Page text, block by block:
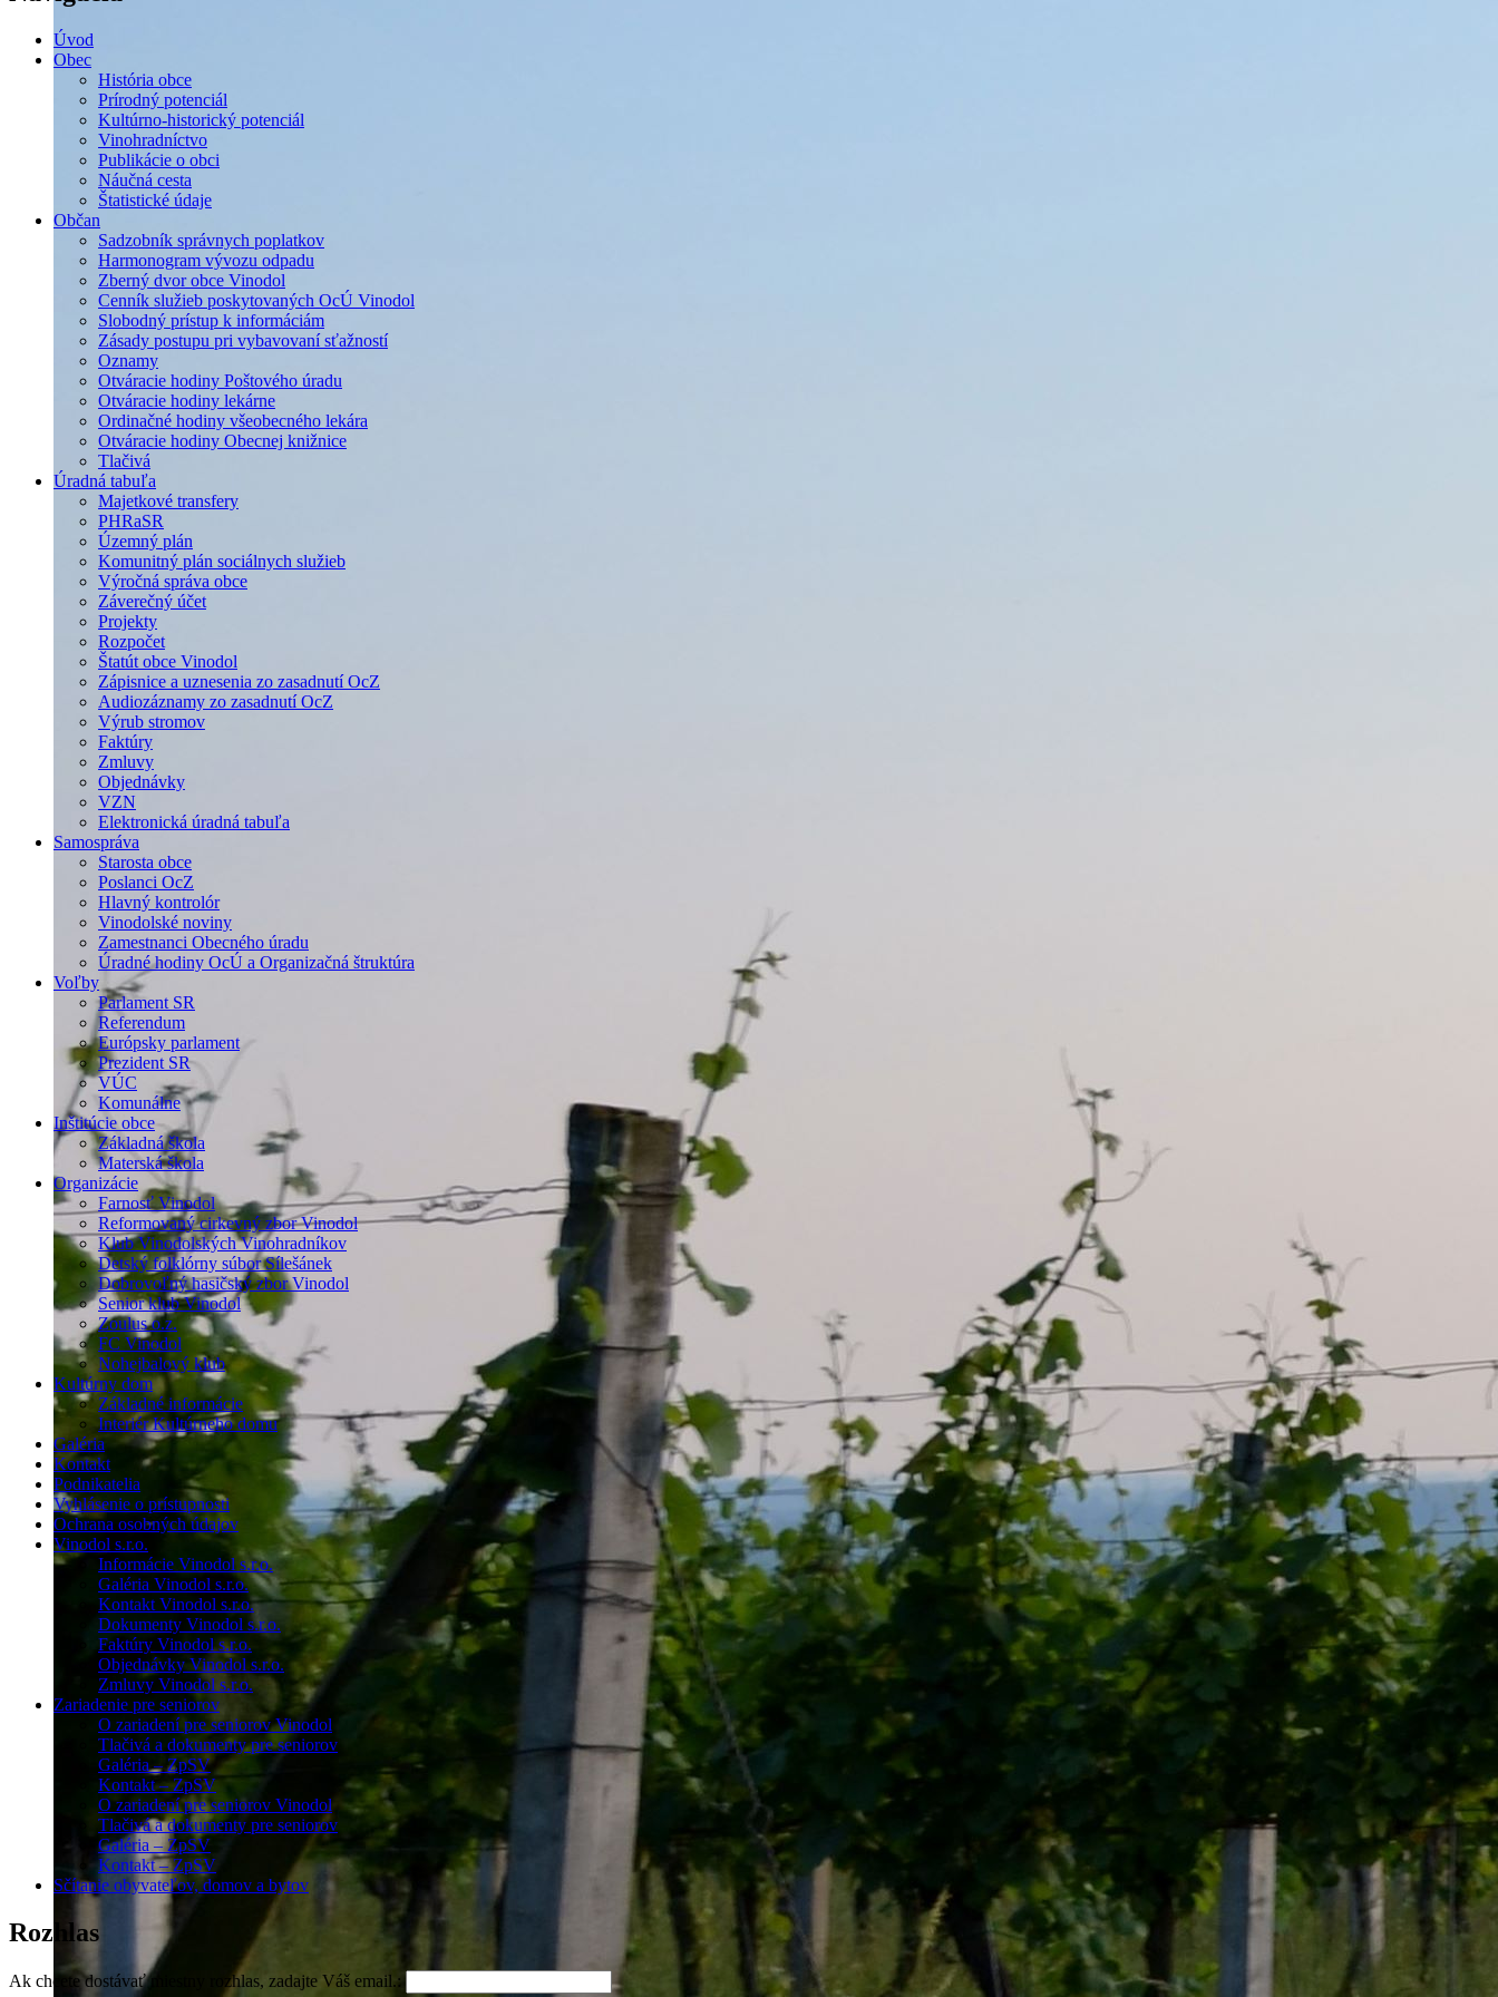
Úvod
Obec
História obce
Prírodný potenciál
Kultúrno-historický potenciál
Vinohradníctvo
Publikácie o obci
Náučná cesta
Štatistické údaje
Občan
Sadzobník správnych poplatkov
Harmonogram vývozu odpadu
Zberný dvor obce Vinodol
Cenník služieb poskytovaných OcÚ Vinodol
Slobodný prístup k informáciám
Zásady postupu pri vybavovaní sťažností
Oznamy
Otváracie hodiny Poštového úradu
Otváracie hodiny lekárne
Ordinačné hodiny všeobecného lekára
Otváracie hodiny Obecnej knižnice
Tlačivá
Úradná tabuľa
Majetkové transfery
PHRaSR
Územný plán
Komunitný plán sociálnych služieb
Výročná správa obce
Záverečný účet
Projekty
Rozpočet
Štatút obce Vinodol
Zápisnice a uznesenia zo zasadnutí OcZ
Audiozáznamy zo zasadnutí OcZ
Výrub stromov
Faktúry
Zmluvy
Objednávky
VZN
Elektronická úradná tabuľa
Samospráva
Starosta obce
Poslanci OcZ
Hlavný kontrolór
Vinodolské noviny
Zamestnanci Obecného úradu
Úradné hodiny OcÚ a Organizačná štruktúra
Voľby
Parlament SR
Referendum
Európsky parlament
Prezident SR
VÚC
Komunálne
Inštitúcie obce
Základná škola
Materská škola
Organizácie
Farnosť Vinodol
Reformovaný cirkevný zbor Vinodol
Klub Vinodolských Vinohradníkov
Detský folklórny súbor Sílešánek
Dobrovoľný hasičský zbor Vinodol
Senior klub Vinodol
Zoulus o.z.
FC Vinodol
Nohejbalový klub
Kultúrny dom
Základné informácie
Interiér Kultúrneho domu
Galéria
Kontakt
Podnikatelia
Vyhlásenie o prístupnosti
Ochrana osobných údajov
Vinodol s.r.o.
Informácie Vinodol s.r.o.
Galéria Vinodol s.r.o.
Kontakt Vinodol s.r.o.
Dokumenty Vinodol s.r.o.
Faktúry Vinodol s.r.o.
Objednávky Vinodol s.r.o.
Zmluvy Vinodol s.r.o.
Zariadenie pre seniorov
O zariadení pre seniorov Vinodol
Tlačivá a dokumenty pre seniorov
Galéria – ZpSV
Kontakt – ZpSV
O zariadení pre seniorov Vinodol
Tlačivá a dokumenty pre seniorov
Galéria – ZpSV
Kontakt – ZpSV
Sčítanie obyvateľov, domov a bytov
Rozhlas
Ak chcete dostávať miestny rozhlas, zadajte Váš email.: